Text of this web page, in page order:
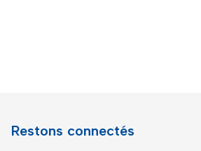
Restons connectés